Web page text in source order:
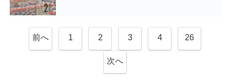
前へ 1 2 3 4 26
次へ